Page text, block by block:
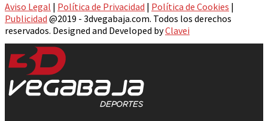
Aviso Legal | Política de Privacidad | Política de Cookies |
Publicidad @2019 - 3dvegabaja.com. Todos los derechos
reservados. Designed and Developed byClavei